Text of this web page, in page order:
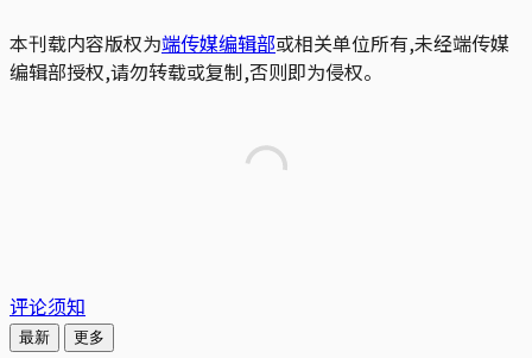
本刊载内容版权为端传媒编辑部或相关单位所有,未经端传媒
编辑部授权,请勿转载或复制,否则即为侵权。
评论须知
最新 更多